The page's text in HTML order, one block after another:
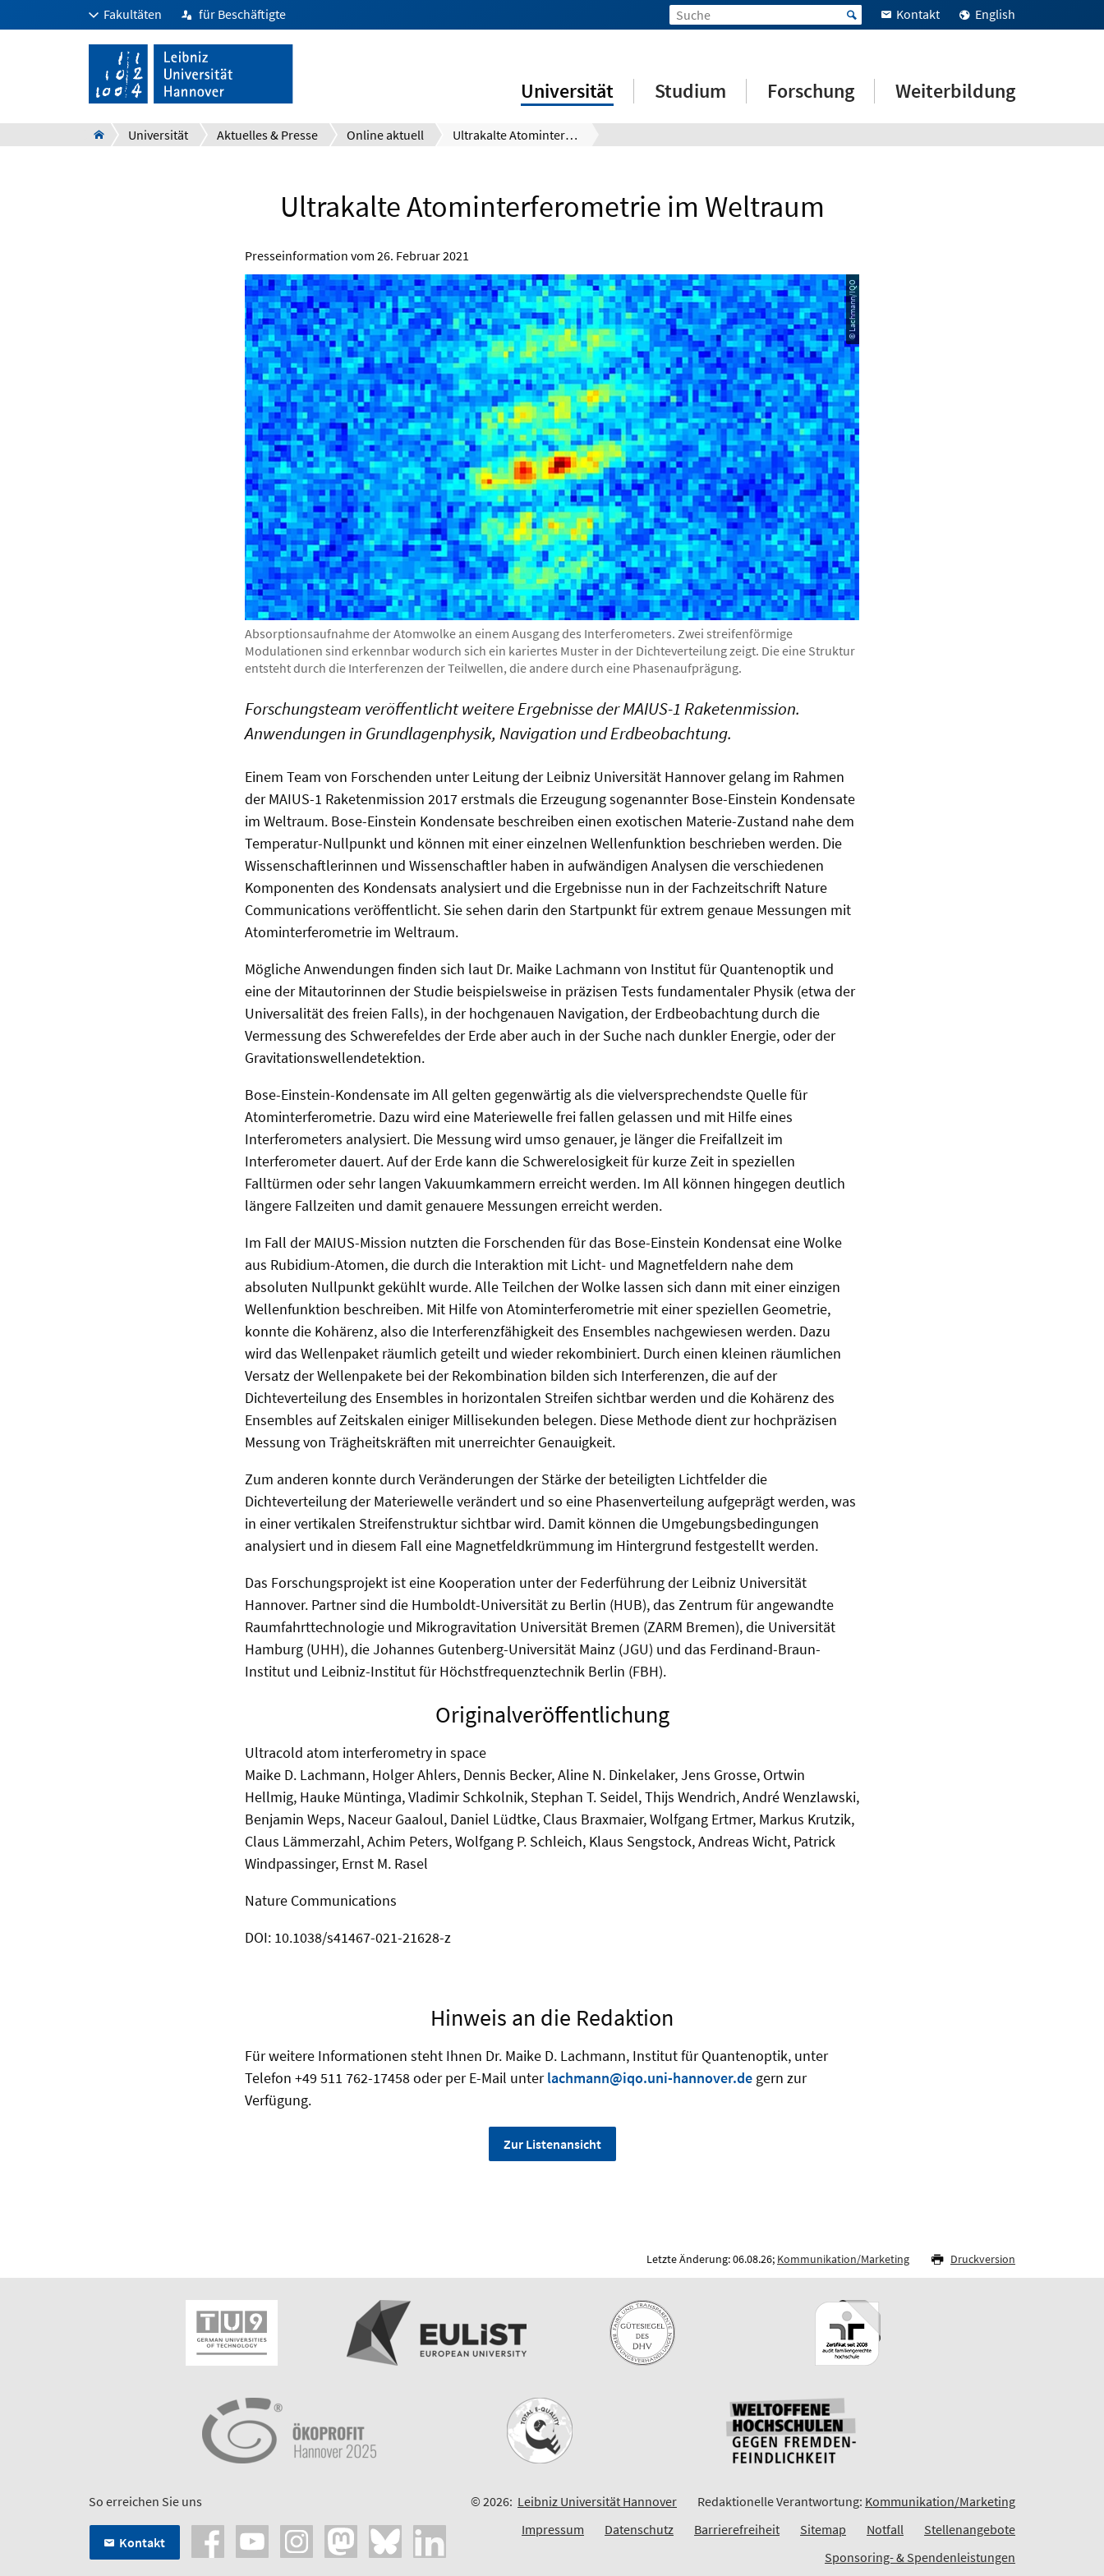
Fakultäten für Beschäftigte Kontakt English
Universität Studium Forschung Weiterbildung
Universität Aktuelles & Presse Online aktuell Ultrakalte Atominterferometrie im Weltraum
Ultrakalte Atominterferometrie im Weltraum
Presseinformation vom 26. Februar 2021
© Lachmann/IQO
Absorptionsaufnahme der Atomwolke an einem Ausgang des Interferometers. Zwei streifenförmige
Modulationen sind erkennbar wodurch sich ein kariertes Muster in der Dichteverteilung zeigt. Die eine Struktur
entsteht durch die Interferenzen der Teilwellen, die andere durch eine Phasenaufprägung.
Forschungsteam veröffentlicht weitere Ergebnisse der MAIUS-1 Raketenmission.
Anwendungen in Grundlagenphysik, Navigation und Erdbeobachtung.
Einem Team von Forschenden unter Leitung der Leibniz Universität Hannover gelang im Rahmen
der MAIUS-1 Raketenmission 2017 erstmals die Erzeugung sogenannter Bose-Einstein Kondensate
im Weltraum. Bose-Einstein Kondensate beschreiben einen exotischen Materie-Zustand nahe dem
Temperatur-Nullpunkt und können mit einer einzelnen Wellenfunktion beschrieben werden. Die
Wissenschaftlerinnen und Wissenschaftler haben in aufwändigen Analysen die verschiedenen
Komponenten des Kondensats analysiert und die Ergebnisse nun in der Fachzeitschrift Nature
Communications veröffentlicht. Sie sehen darin den Startpunkt für extrem genaue Messungen mit
Atominterferometrie im Weltraum.
Mögliche Anwendungen finden sich laut Dr. Maike Lachmann von Institut für Quantenoptik und
eine der Mitautorinnen der Studie beispielsweise in präzisen Tests fundamentaler Physik (etwa der
Universalität des freien Falls), in der hochgenauen Navigation, der Erdbeobachtung durch die
Vermessung des Schwerefeldes der Erde aber auch in der Suche nach dunkler Energie, oder der
Gravitationswellendetektion.
Bose-Einstein-Kondensate im All gelten gegenwärtig als die vielversprechendste Quelle für
Atominterferometrie. Dazu wird eine Materiewelle frei fallen gelassen und mit Hilfe eines
Interferometers analysiert. Die Messung wird umso genauer, je länger die Freifallzeit im
Interferometer dauert. Auf der Erde kann die Schwerelosigkeit für kurze Zeit in speziellen
Falltürmen oder sehr langen Vakuumkammern erreicht werden. Im All können hingegen deutlich
längere Fallzeiten und damit genauere Messungen erreicht werden.
Im Fall der MAIUS-Mission nutzten die Forschenden für das Bose-Einstein Kondensat eine Wolke
aus Rubidium-Atomen, die durch die Interaktion mit Licht- und Magnetfeldern nahe dem
absoluten Nullpunkt gekühlt wurde. Alle Teilchen der Wolke lassen sich dann mit einer einzigen
Wellenfunktion beschreiben. Mit Hilfe von Atominterferometrie mit einer speziellen Geometrie,
konnte die Kohärenz, also die Interferenzfähigkeit des Ensembles nachgewiesen werden. Dazu
wird das Wellenpaket räumlich geteilt und wieder rekombiniert. Durch einen kleinen räumlichen
Versatz der Wellenpakete bei der Rekombination bilden sich Interferenzen, die auf der
Dichteverteilung des Ensembles in horizontalen Streifen sichtbar werden und die Kohärenz des
Ensembles auf Zeitskalen einiger Millisekunden belegen. Diese Methode dient zur hochpräzisen
Messung von Trägheitskräften mit unerreichter Genauigkeit.
Zum anderen konnte durch Veränderungen der Stärke der beteiligten Lichtfelder die
Dichteverteilung der Materiewelle verändert und so eine Phasenverteilung aufgeprägt werden, was
in einer vertikalen Streifenstruktur sichtbar wird. Damit können die Umgebungsbedingungen
analysiert und in diesem Fall eine Magnetfeldkrümmung im Hintergrund festgestellt werden.
Das Forschungsprojekt ist eine Kooperation unter der Federführung der Leibniz Universität
Hannover. Partner sind die Humboldt-Universität zu Berlin (HUB), das Zentrum für angewandte
Raumfahrttechnologie und Mikrogravitation Universität Bremen (ZARM Bremen), die Universität
Hamburg (UHH), die Johannes Gutenberg-Universität Mainz (JGU) und das Ferdinand-Braun-
Institut und Leibniz-Institut für Höchstfrequenztechnik Berlin (FBH).
Originalveröffentlichung
Ultracold atom interferometry in space
Maike D. Lachmann, Holger Ahlers, Dennis Becker, Aline N. Dinkelaker, Jens Grosse, Ortwin
Hellmig, Hauke Müntinga, Vladimir Schkolnik, Stephan T. Seidel, Thijs Wendrich, André Wenzlawski,
Benjamin Weps, Naceur Gaaloul, Daniel Lüdtke, Claus Braxmaier, Wolfgang Ertmer, Markus Krutzik,
Claus Lämmerzahl, Achim Peters, Wolfgang P. Schleich, Klaus Sengstock, Andreas Wicht, Patrick
Windpassinger, Ernst M. Rasel
Nature Communications
DOI: 10.1038/s41467-021-21628-z
Hinweis an die Redaktion
Für weitere Informationen steht Ihnen Dr. Maike D. Lachmann, Institut für Quantenoptik, unter
Telefon +49 511 762-17458 oder per E-Mail unterlachmann@iqo.uni-hannover.de gern zur
Verfügung.
Zur Listenansicht
Letzte Änderung: 06.08.26; Kommunikation/Marketing Druckversion
So erreichen Sie uns
Kontakt
© 2026: Leibniz Universität Hannover Redaktionelle Verantwortung: Kommunikation/Marketing
Impressum
Datenschutz Barrierefreiheit Sitemap Notfall
Stellenangebote
Sponsoring- & Spendenleistungen